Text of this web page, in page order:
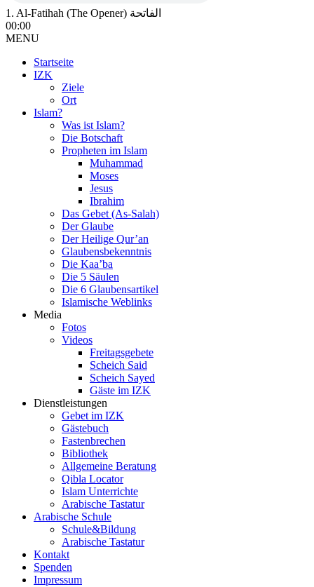
1. Al-Fatihah (The Opener) الفاتحة
00:00
MENU
Startseite
IZK
Ziele
Ort
Islam?
Was ist Islam?
Die Botschaft
Propheten im Islam
Muhammad
Moses
Jesus
Ibrahim
Das Gebet (As-Salah)
Der Glaube
Der Heilige Qur’an
Glaubensbekenntnis
Die Kaa’ba
Die 5 Säulen
Die 6 Glaubensartikel
Islamische Weblinks
Media
Fotos
Videos
Freitagsgebete
Scheich Said
Scheich Sayed
Gäste im IZK
Dienstleistungen
Gebet im IZK
Gästebuch
Fastenbrechen
Bibliothek
Allgemeine Beratung
Qibla Locator
Islam Unterrichte
Arabische Tastatur
Arabische Schule
Schule&Bildung
Arabische Tastatur
Kontakt
Spenden
Impressum